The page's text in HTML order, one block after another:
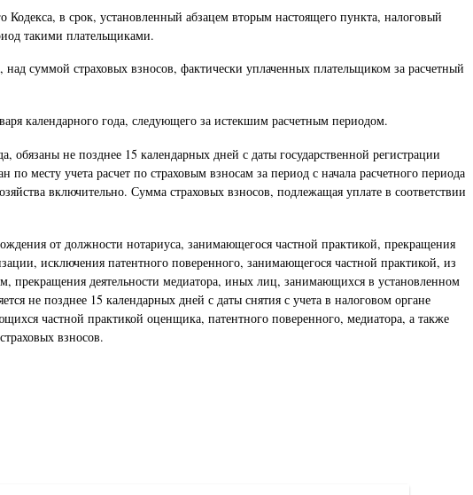
в срок, установленный абзацем вторым настоящего пункта, налоговый
такими плательщиками.
суммой страховых взносов, фактически уплаченных плательщиком за расчетный
календарного года, следующего за истекшим расчетным периодом.
обязаны не позднее 15 календарных дней с даты государственной регистрации
месту учета расчет по страховым взносам за период с начала расчетного периода
включительно. Сумма страховых взносов, подлежащая уплате в соответствии
от должности нотариуса, занимающегося частной практикой, прекращения
исключения патентного поверенного, занимающегося частной практикой, из
прекращения деятельности медиатора, иных лиц, занимающихся в установленном
не позднее 15 календарных дней с даты снятия с учета в налоговом органе
частной практикой оценщика, патентного поверенного, медиатора, а также
взносов.